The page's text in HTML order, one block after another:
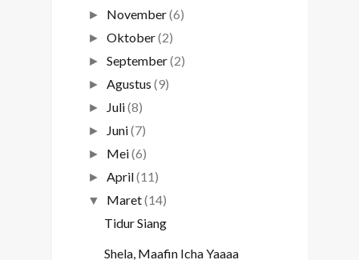
► November(6)
►Oktober(2)
►September(2)
►Agustus (9)
► Juli(8)
► Juni(7)
► Mei(6)
►April(11)
▼ Maret(14)
Tidur Siang
Shela, Maafin Icha Yaaaa